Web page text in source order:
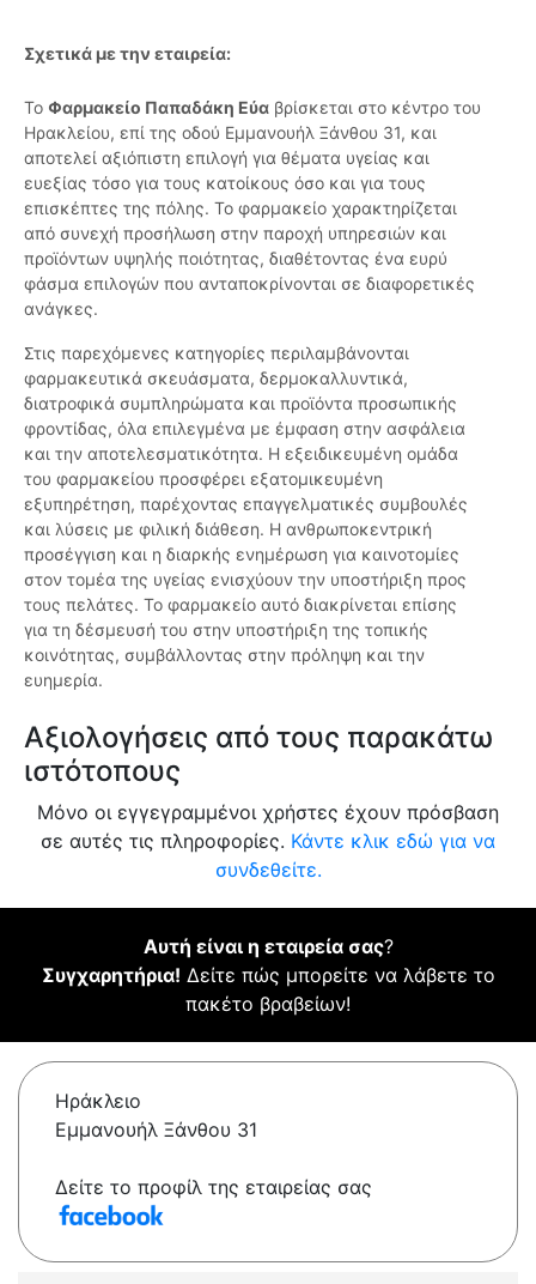
Σχετικά με την εταιρεία:
Το Φαρμακείο Παπαδάκη Εύα βρίσκεται στο κέντρο του
Ηρακλείου, επί της οδού Εμμανουήλ Ξάνθου 31, και
αποτελεί αξιόπιστη επιλογή για θέματα υγείας και
ευεξίας τόσο για τους κατοίκους όσο και για τους
επισκέπτες της πόλης. Το φαρμακείο χαρακτηρίζεται
από συνεχή προσήλωση στην παροχή υπηρεσιών και
προϊόντων υψηλής ποιότητας, διαθέτοντας ένα ευρύ
φάσμα επιλογών που ανταποκρίνονται σε διαφορετικές
ανάγκες.
Στις παρεχόμενες κατηγορίες περιλαμβάνονται
φαρμακευτικά σκευάσματα, δερμοκαλλυντικά,
διατροφικά συμπληρώματα και προϊόντα προσωπικής
φροντίδας, όλα επιλεγμένα με έμφαση στην ασφάλεια
και την αποτελεσματικότητα. Η εξειδικευμένη ομάδα
του φαρμακείου προσφέρει εξατομικευμένη
εξυπηρέτηση, παρέχοντας επαγγελματικές συμβουλές
και λύσεις με φιλική διάθεση. Η ανθρωποκεντρική
προσέγγιση και η διαρκής ενημέρωση για καινοτομίες
στον τομέα της υγείας ενισχύουν την υποστήριξη προς
τους πελάτες. Το φαρμακείο αυτό διακρίνεται επίσης
για τη δέσμευσή του στην υποστήριξη της τοπικής
κοινότητας, συμβάλλοντας στην πρόληψη και την
ευημερία.
Αξιολογήσεις από τους παρακάτω
ιστότοπους
Μόνο οι εγγεγραμμένοι χρήστες έχουν πρόσβαση
σε αυτές τις πληροφορίες. Κάντε κλικ εδώ για να
συνδεθείτε.
Αυτή είναι η εταιρεία σας?
Συγχαρητήρια! Δείτε πώς μπορείτε να λάβετε το
πακέτο βραβείων!
Ηράκλειο
Εμμανουήλ Ξάνθου 31
Δείτε το προφίλ της εταιρείας σας